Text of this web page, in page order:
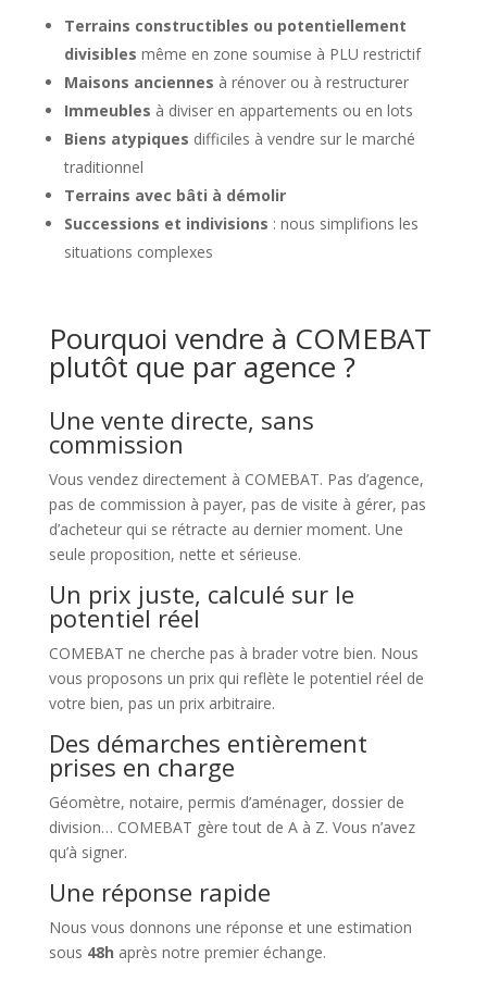
Terrains constructibles ou potentiellement
divisibles même en zone soumise à PLU restrictif
Maisons anciennes à rénover ou à restructurer
Immeubles à diviser en appartements ou en lots
Biens atypiques difficiles à vendre sur le marché
traditionnel
Terrains avec bâti à démolir
Successions et indivisions : nous simplifions les
situations complexes
Pourquoi vendre à COMEBAT
plutôt que par agence ?
Une vente directe, sans
commission
Vous vendez directement à COMEBAT. Pas d’agence,
pas de commission à payer, pas de visite à gérer, pas
d’acheteur qui se rétracte au dernier moment. Une
seule proposition, nette et sérieuse.
Un prix juste, calculé sur le
potentiel réel
COMEBAT ne cherche pas à brader votre bien. Nous
vous proposons un prix qui reflète le potentiel réel de
votre bien, pas un prix arbitraire.
Des démarches entièrement
prises en charge
Géomètre, notaire, permis d’aménager, dossier de
division… COMEBAT gère tout de A à Z. Vous n’avez
qu’à signer.
Une réponse rapide
Nous vous donnons une réponse et une estimation
sous 48h après notre premier échange.